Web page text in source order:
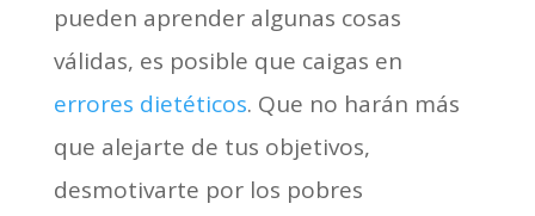
pueden aprender algunas cosas
válidas, es posible que caigas en
errores dietéticos. Que no harán más
que alejarte de tus objetivos,
desmotivarte por los pobres